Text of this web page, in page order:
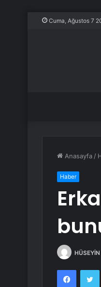
Cuma, Ağustos 7
Anasayfa /
Haber